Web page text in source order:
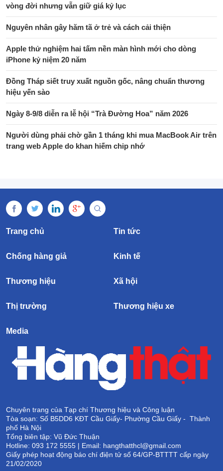
vòng đời nhưng vẫn giữ giá kỷ lục
Nguyên nhân gây hăm tã ở trẻ và cách cải thiện
Apple thử nghiệm hai tấm nền màn hình mới cho dòng
iPhone kỷ niệm 20 năm
Đồng Tháp siết truy xuất nguồn gốc, nâng chuẩn thương
hiệu yến sào
Ngày 8-9/8 diễn ra lễ hội “Trà Đường Hoa” năm 2026
Người dùng phải chờ gần 1 tháng khi mua MacBook Air trên
trang web Apple do khan hiếm chip nhớ
Trang chủ Tin tức
Chống hàng giả Kinh tế
Thương hiệu Xã hội
Thị trường Thương hiệu xe
Media
Chuyên trang của Tạp chí Thương hiệu và Công luận
Tòa soạn: Số B5DD6 KĐT Cầu Giấy- Phường Cầu Giấy - Thành
phố Hà Nội
Tổng biên tập: Vũ Đức Thuận
Hotline: 093 172 5555 | Email: hangthatthcl@gmail.com
Giấy phép hoạt động báo chí điện tử số 64/GP-BTTTT cấp ngày
21/02/2020